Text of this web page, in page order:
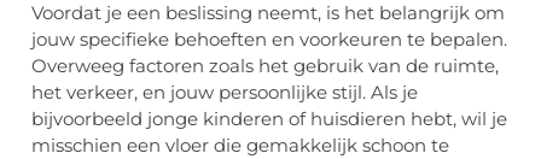
Voordat je een beslissing neemt, is het belangrijk om
jouw specifieke behoeften en voorkeuren te bepalen.
Overweeg factoren zoals het gebruik van de ruimte,
het verkeer, en jouw persoonlijke stijl. Als je
bijvoorbeeld jonge kinderen of huisdieren hebt, wil je
misschien een vloer die gemakkelijk schoon te